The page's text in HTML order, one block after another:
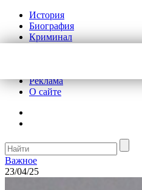
История
Биография
Криминал
Реклама
О сайте
Важное
23/04/25